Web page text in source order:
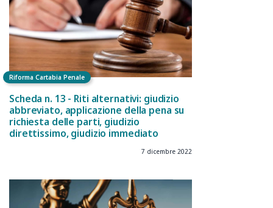
Riforma Cartabia Penale
Scheda n. 13 - Riti alternativi: giudizio
abbreviato, applicazione della pena su
richiesta delle parti, giudizio
direttissimo, giudizio immediato
7 dicembre 2022